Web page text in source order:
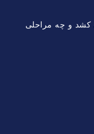
و چه مراحلی